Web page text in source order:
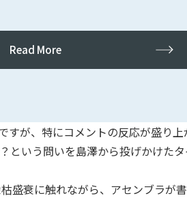
Read More
が、特にコメントの反応が盛り
という問いを島澤から投げかけた
盛衰に触れながら、アセンブラが